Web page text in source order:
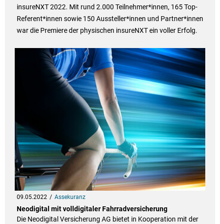
insureNXT 2022. Mit rund 2.000 Teilnehmer*innen, 165 Top-
Referent*innen sowie 150 Aussteller*innen und Partner*innen
war die Premiere der physischen insureNXT ein voller Erfolg.
09.05.2022 Assekuranz
Neodigital mit volldigitaler Fahrradversicherung
Die Neodigital Versicherung AG bietet in Kooperation mit der